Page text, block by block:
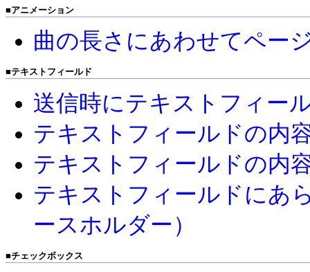
■アニメーション
曲の長さにあわせてペー
■テキストフィールド
送信時にテキストフィー
テキストフィールドの内
テキストフィールドの内
テキストフィールドにあ
ースホルダー）
■チェックボックス